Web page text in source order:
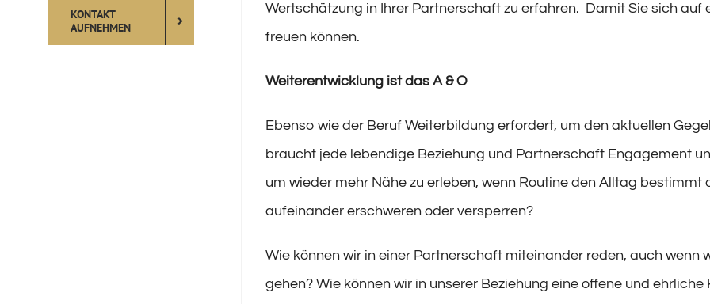
KONTAKT
AUFNEHMEN
Wertschätzung in Ihrer Partnerschaft zu erfahren. Damit Sie sich
freuen können.
Weiterentwicklung ist das A & O
Ebenso wie der Beruf Weiterbildung erfordert, um den aktuellen
braucht jede lebendige Beziehung und Partnerschaft Engagement
um wieder mehr Nähe zu erleben, wenn Routine den Alltag
aufeinander erschweren oder versperren?
Wie können wir in einer Partnerschaft miteinander reden, auch
gehen? Wie können wir in unserer Beziehung eine offene und